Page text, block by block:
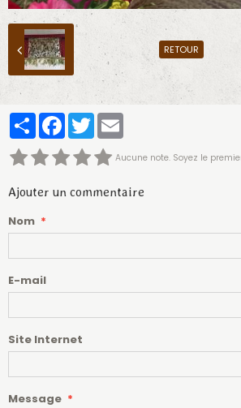
RETOUR
PartagerFacebook
Twitter
Aucune note. Soyez le
Ajouter un commentaire
Nom
E-mail
Site Internet
Message